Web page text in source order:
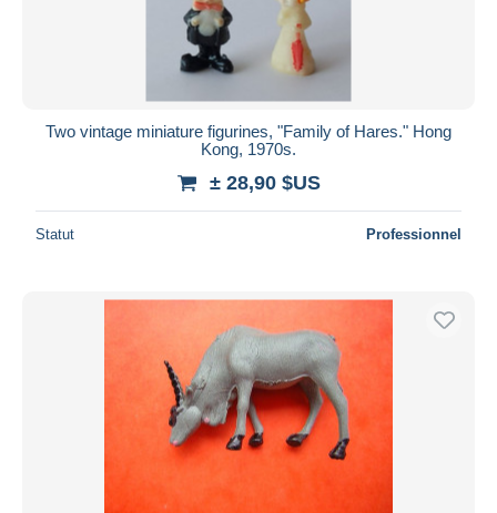
Two vintage miniature figurines, "Family of Hares." Hong
Kong, 1970s.
± 28,90 $US
Statut Professionnel